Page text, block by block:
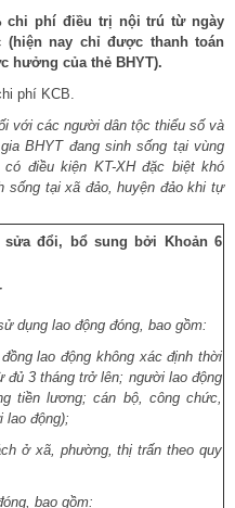
chi phí điều trị nội trú từ ngày
(hiện nay chỉ được thanh toán
hưởng của thẻ BHYT).
phí KCB.
với các người dân tộc thiểu số và
BHYT đang sinh sống tại vùng
điều kiện KT-XH đặc biệt khó
sống tại xã đảo, huyện đảo khi tự
sửa đổi, bổ sung bởi Khoản 6
dụng lao động đóng, bao gồm:
lao động không xác định thời
đủ 3 tháng trở lên; người lao động
tiền lương; cán bộ, công chức,
lao động);
ở xã, phường, thị trấn theo quy
bao gồm: